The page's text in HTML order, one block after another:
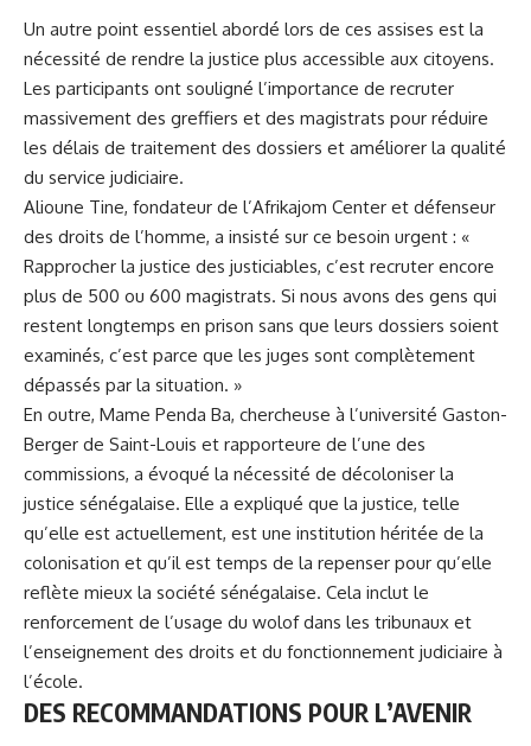
Un autre point essentiel abordé lors de ces assises est la
nécessité de rendre la justice plus accessible aux citoyens.
Les participants ont souligné l’importance de recruter
massivement des greffiers et des magistrats pour réduire
les délais de traitement des dossiers et améliorer la qualité
du service judiciaire.
Alioune Tine, fondateur de l’Afrikajom Center et défenseur
des droits de l’homme, a insisté sur ce besoin urgent : «
Rapprocher la justice des justiciables, c’est recruter encore
plus de 500 ou 600 magistrats. Si nous avons des gens qui
restent longtemps en prison sans que leurs dossiers soient
examinés, c’est parce que les juges sont complètement
dépassés par la situation. »
En outre, Mame Penda Ba, chercheuse à l’université Gaston-
Berger de Saint-Louis et rapporteure de l’une des
commissions, a évoqué la nécessité de décoloniser la
justice sénégalaise. Elle a expliqué que la justice, telle
qu’elle est actuellement, est une institution héritée de la
colonisation et qu’il est temps de la repenser pour qu’elle
reflète mieux la société sénégalaise. Cela inclut le
renforcement de l’usage du wolof dans les tribunaux et
l’enseignement des droits et du fonctionnement judiciaire à
l’école.
DES RECOMMANDATIONS POUR L’AVENIR